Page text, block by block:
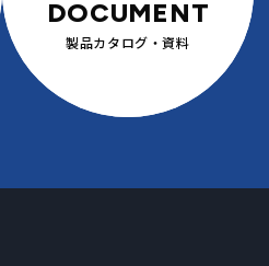
製品カタログ・資料